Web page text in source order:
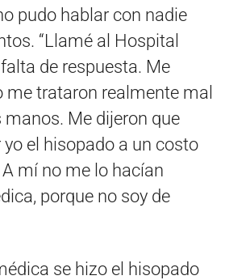
pudo hablar con nadie
“Llamé al Hospital
de respuesta. Me
me trataron realmente mal
manos. Me dijeron que
el hisopado a un costo
mí no me lo hacían
porque no soy de
se hizo el hisopado